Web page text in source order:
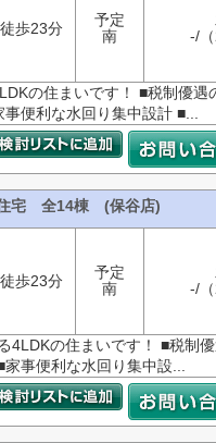
徒歩23分
予定
南
-/（
の住まいです！ ■税制優遇
便利な水回り集中設計 ■...
宅 全14棟 (保谷店)
徒歩23分
予定
南
-/（
4LDKの住まいです！ ■税制
事便利な水回り集中設...